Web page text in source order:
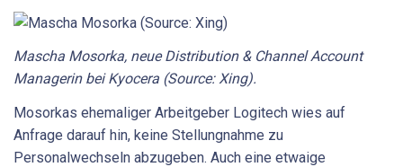
Mascha Mosorka, neue Distribution & Channel Account
Managerin bei Kyocera (Source: Xing).
Mosorkas ehemaliger Arbeitgeber Logitech wies auf
Anfrage darauf hin, keine Stellungnahme zu
Personalwechseln abzugeben. Auch eine etwaige